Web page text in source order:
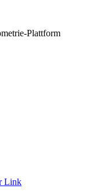
Plattform
Link